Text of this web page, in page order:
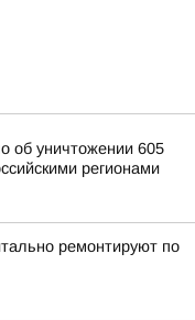
об уничтожении 605
регионами
ремонтируют по